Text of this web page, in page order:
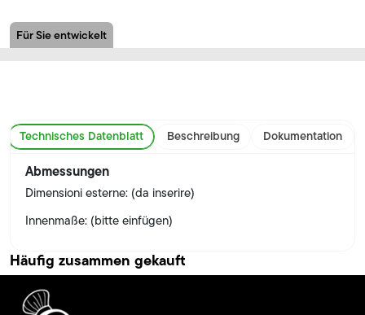
Für Sie entwickelt
Technisches Datenblatt Beschreibung Dokumentation
Abmessungen
Dimensioni esterne: (da inserire)
Innenmaße: (bitte einfügen)
Häufig zusammen gekauft